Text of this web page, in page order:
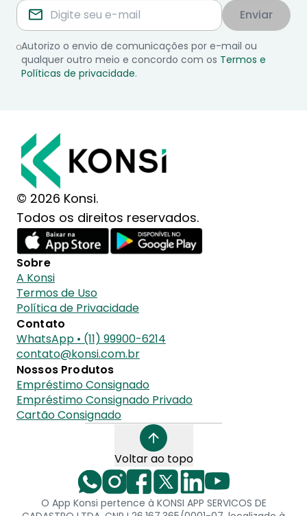
Enviar
Autorizo o envio de comunicações por e-mail ou
qualquer outro meio e concordo com os Termos e
Políticas de privacidade.
© 2026 Konsi.
Todos os direitos reservados.
Sobre
A Konsi
Termos de Uso
Política de Privacidade
Contato
WhatsApp • (11) 99900-6214
contato@konsi.com.br
Nossos Produtos
Empréstimo Consignado
Empréstimo Consignado Privado
Cartão Consignado
Voltar ao topo
O App Konsi pertence à KONSI APP SERVICOS DE